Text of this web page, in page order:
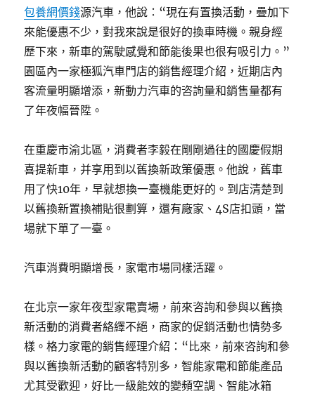
包養網價錢源汽車，他說：“現在有置換活動，疊加下
來能優惠不少，對我來說是很好的換車時機。親身經
歷下來，新車的駕駛感覺和節能後果也很有吸引力。”
園區內一家極狐汽車門店的銷售經理介紹，近期店內
客流量明顯增添，新動力汽車的咨詢量和銷售量都有
了年夜幅晉陞。
在重慶市渝北區，消費者李毅在剛剛過往的國慶假期
喜提新車，并享用到以舊換新政策優惠。他說，舊車
用了快10年，早就想換一臺機能更好的。到店清楚到
以舊換新置換補貼很劃算，還有廠家、4S店扣頭，當
場就下單了一臺。
汽車消費明顯增長，家電市場同樣活躍。
在北京一家年夜型家電賣場，前來咨詢和參與以舊換
新活動的消費者絡繹不絕，商家的促銷活動也情勢多
樣。格力家電的銷售經理介紹：“比來，前來咨詢和參
與以舊換新活動的顧客特別多，智能家電和節能產品
尤其受歡迎，好比一級能效的變頻空調、智能冰箱